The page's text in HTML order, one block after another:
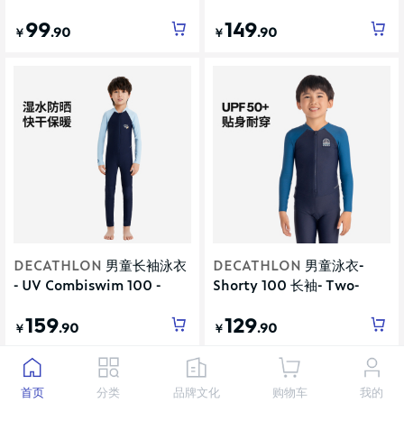
￥ 99.90 ￥149.90
DECATHLON 男童长袖泳衣
- UV Combiswim 100 -
￥159.90
DECATHLON 男童泳衣-
Shorty 100 长袖- Two-
￥129.90
首页 分类 品牌文化 购物车 我的